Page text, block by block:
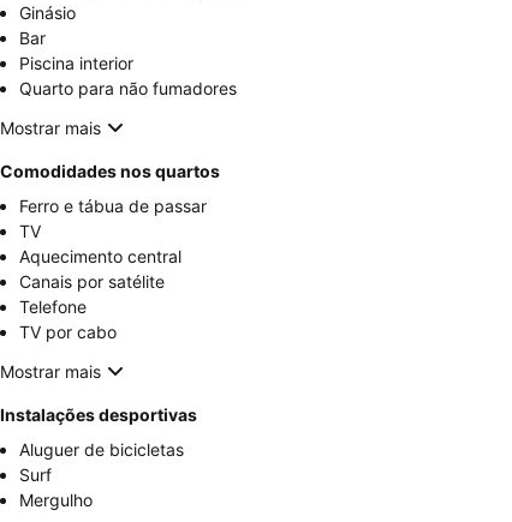
Ginásio
Bar
Piscina interior
Quarto para não fumadores
Mostrar mais
Comodidades nos quartos
Ferro e tábua de passar
TV
Aquecimento central
Canais por satélite
Telefone
TV por cabo
Mostrar mais
Instalações desportivas
Aluguer de bicicletas
Surf
Mergulho